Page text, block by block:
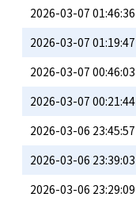
2026-03-07 01:46:36
2026-03-07 01:19:47
2026-03-07 00:46:03
2026-03-07 00:21:44
2026-03-06 23:45:57
2026-03-06 23:39:03
2026-03-06 23:29:09